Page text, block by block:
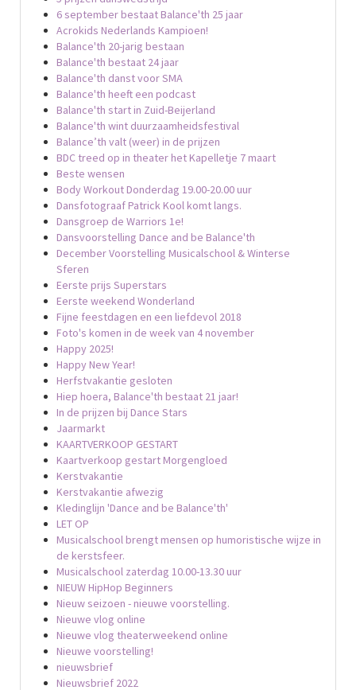
6 september bestaat Balance'th 25 jaar
Acrokids Nederlands Kampioen!
Balance'th 20-jarig bestaan
Balance'th bestaat 24 jaar
Balance'th danst voor SMA
Balance'th heeft een podcast
Balance'th start in Zuid-Beijerland
Balance'th wint duurzaamheidsfestival
Balance’th valt (weer) in de prijzen
BDC treed op in theater het Kapelletje 7 maart
Beste wensen
Body Workout Donderdag 19.00-20.00 uur
Dansfotograaf Patrick Kool komt langs.
Dansgroep de Warriors 1e!
Dansvoorstelling Dance and be Balance'th
December Voorstelling Musicalschool & Winterse
Sferen
Eerste prijs Superstars
Eerste weekend Wonderland
Fijne feestdagen en een liefdevol 2018
Foto's komen in de week van 4 november
Happy 2025!
Happy New Year!
Herfstvakantie gesloten
Hiep hoera, Balance'th bestaat 21 jaar!
In de prijzen bij Dance Stars
Jaarmarkt
KAARTVERKOOP GESTART
Kaartverkoop gestart Morgengloed
Kerstvakantie
Kerstvakantie afwezig
Kledinglijn 'Dance and be Balance'th'
LET OP
Musicalschool brengt mensen op humoristische wijze in
de kerstsfeer.
Musicalschool zaterdag 10.00-13.30 uur
NIEUW HipHop Beginners
Nieuw seizoen - nieuwe voorstelling.
Nieuwe vlog online
Nieuwe vlog theaterweekend online
Nieuwe voorstelling!
nieuwsbrief
Nieuwsbrief 2022